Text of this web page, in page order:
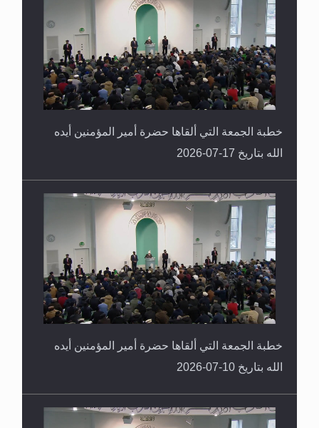
خطبة الجمعة التي ألقاها حضرة أمير المؤمنين أيده
الله بتاريخ 17-07-2026
خطبة الجمعة التي ألقاها حضرة أمير المؤمنين أيده
الله بتاريخ 10-07-2026